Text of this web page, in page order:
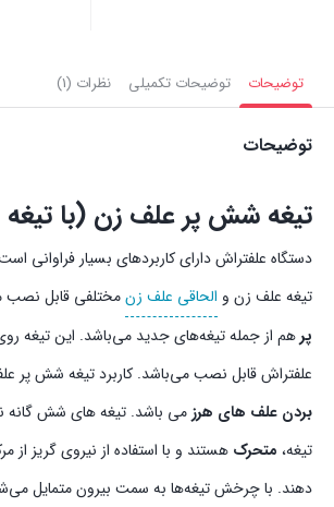
توضیحات توضیحات تکمیلی نظرات (1)
توضیحات
تیغه شش پر علف زن (با تیغه
دستگاه علفتراش دارای کاربردهای بسیار فراوانی
تیغه علف زن و الحاقی علف زنمختلفی قابل نصب
پرهم از جمله تیغه‌های جدید می‌باشد. این تیغه
علفتراش قابل نصب می‌باشد. کاربرد تیغه شش پر
بردن علف های هرز می باشد. تیغه های شش
تیغه، متحرک هستند و با استفاده از نیروی گریز از
دهند. با چرخش تیغه‌ها به سمت بیرون متمایل